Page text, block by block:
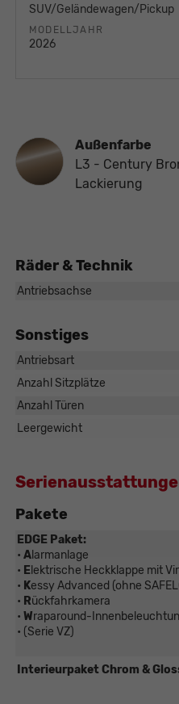
SUV/Geländewagen/Pickup
MODELLJAHR
2026
Außenfarbe
L3 - Century
Lackierung
Räder & Technik
Antriebsachse
Sonstiges
Antriebsart
Anzahl Sitzplätze
Anzahl Türen
Leergewicht
Pakete
EDGE Paket:
• Alarmanlage
• Elektrische Heckklappe mit
• Kessy Advanced (ohne
• Rückfahrkamera
• Wraparound-
• (Serie VZ)
Interieurpaket Chrom &
- 22